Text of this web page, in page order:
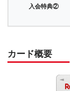
入会特典②
カード概要